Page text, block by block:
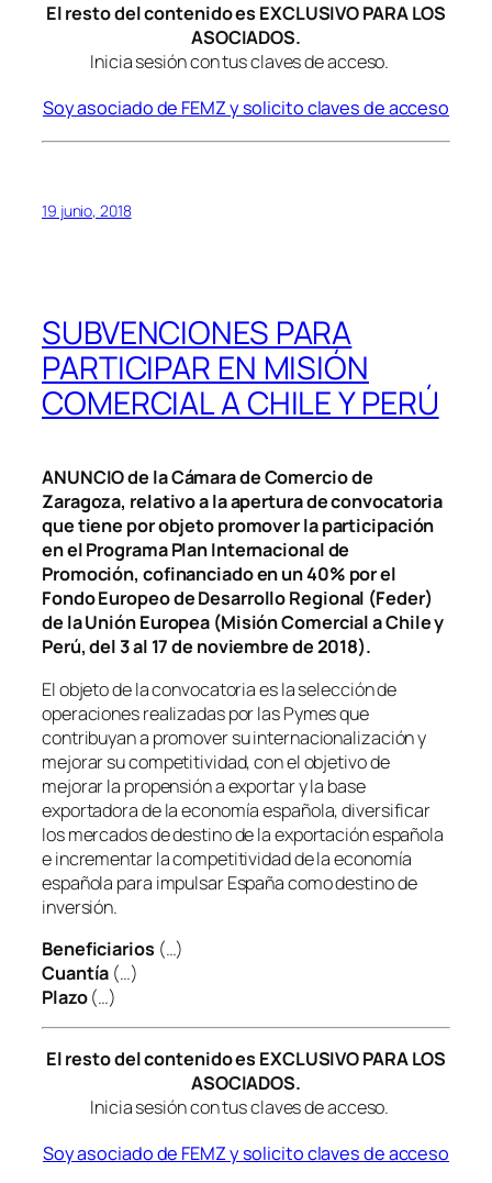
El resto del contenido es EXCLUSIVO PARA LOS
ASOCIADOS.
Inicia sesión con tus claves de acceso.
Soy asociado de FEMZ y solicito claves de acceso
19 junio, 2018
SUBVENCIONES PARA
PARTICIPAR EN MISIÓN
COMERCIAL A CHILE Y PERÚ
ANUNCIO de la Cámara de Comercio de
Zaragoza, relativo a la apertura de convocatoria
que tiene por objeto promover la participación
en el Programa Plan Internacional de
Promoción, cofinanciado en un 40% por el
Fondo Europeo de Desarrollo Regional (Feder)
de la Unión Europea (Misión Comercial a Chile y
Perú, del 3 al 17 de noviembre de 2018).
El objeto de la convocatoria es la selección de
operaciones realizadas por las Pymes que
contribuyan a promover su internacionalización y
mejorar su competitividad, con el objetivo de
mejorar la propensión a exportar y la base
exportadora de la economía española, diversificar
los mercados de destino de la exportación española
e incrementar la competitividad de la economía
española para impulsar España como destino de
inversión.
Beneficiarios (…)
Cuantía (…)
Plazo(…)
El resto del contenido es EXCLUSIVO PARA LOS
ASOCIADOS.
Inicia sesión con tus claves de acceso.
Soy asociado de FEMZ y solicito claves de acceso